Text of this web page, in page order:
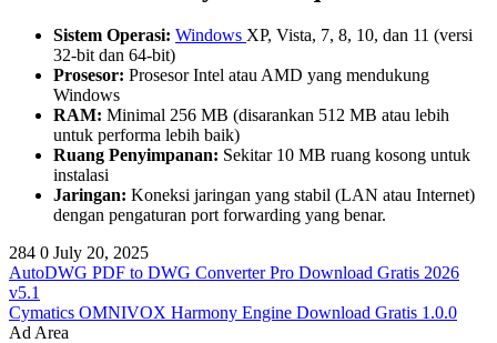
Sistem Operasi: Windows XP, Vista, 7, 8, 10, dan 11 (versi
32-bit dan 64-bit)
Prosesor: Prosesor Intel atau AMD yang mendukung
Windows
RAM: Minimal 256 MB (disarankan 512 MB atau lebih
untuk performa lebih baik)
Ruang Penyimpanan: Sekitar 10 MB ruang kosong untuk
instalasi
Jaringan: Koneksi jaringan yang stabil (LAN atau Internet)
dengan pengaturan port forwarding yang benar.
284 0 July 20, 2025
AutoDWG PDF to DWG Converter Pro Download Gratis 2026
v5.1
Cymatics OMNIVOX Harmony Engine Download Gratis 1.0.0
Ad Area